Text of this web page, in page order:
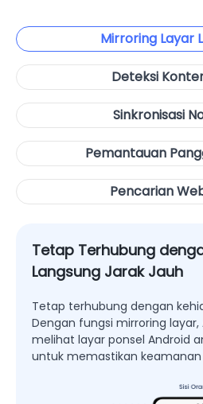
Mirroring Layar
Deteksi
Sinkronisasi
Pemantauan
Pencarian
Tetap Terhubung
Langsung Jarak Jauh
Tetap terhubung dengan
Dengan fungsi mirroring layar,
melihat layar ponsel Android
untuk memastikan keamanan